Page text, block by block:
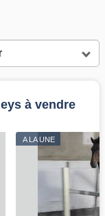
à vendre
A LA UNE